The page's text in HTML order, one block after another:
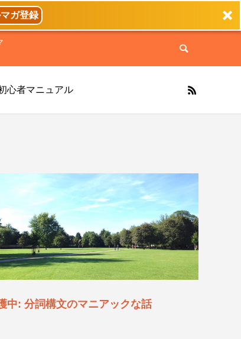
ガ登録
心者マニュアル
中: 分詞構文のマニアックな話